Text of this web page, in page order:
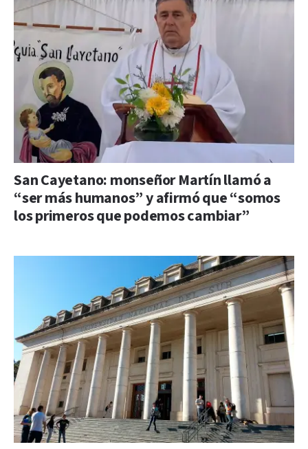
San Cayetano: monseñor Martín llamó a
“ser más humanos” y afirmó que “somos
los primeros que podemos cambiar”